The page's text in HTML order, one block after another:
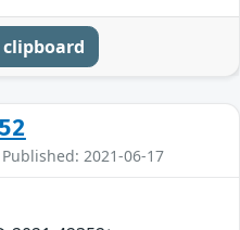
clipboard
2021-06-17